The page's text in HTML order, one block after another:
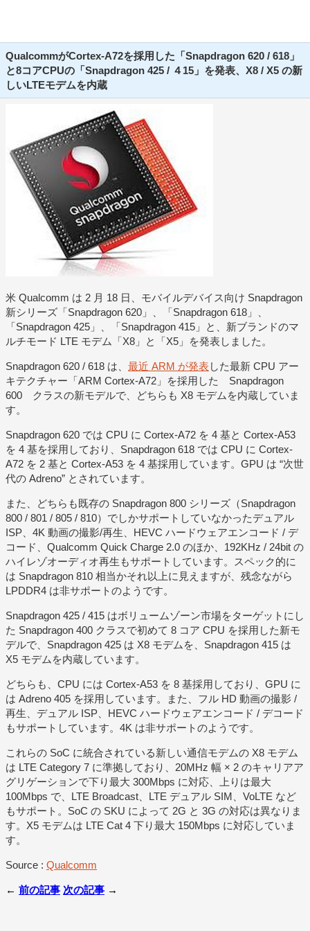
QualcommがCortex-A72を採用した「Snapdragon 620 / 618」
と8コアCPUの「Snapdragon 425 / ４15」を発表、X8 / X5 の新
しいLTEモデムを内蔵
米 Qualcomm は 2 月 18 日、モバイルデバイス向け Snapdragon
新シリーズ「Snapdragon 620」、「Snapdragon 618」、
「Snapdragon 425」、「Snapdragon 415」と、新ブランドのマ
ルチモード LTE モデム「X8」と「X5」を発表しました。
Snapdragon 620 / 618 は、 最近 ARM が発表した最新 CPU アー
キテクチャー「ARM Cortex-A72」を採用した Snapdragon
600 クラスの新モデルで、どちらも X8 モデムを内蔵していま
す。
Snapdragon 620 では CPU に Cortex-A72 を 4 基と Cortex-A53
を 4 基を採用しており、Snapdragon 618 では CPU に Cortex-
A72 を 2 基と Cortex-A53 を 4 基採用しています。GPU は “次世
代の Adreno” とされています。
また、どちらも既存の Snapdragon 800 シリーズ（Snapdragon
800 / 801 / 805 / 810）でしかサポートしていなかったデュアル
ISP、4K 動画の撮影/再生、HEVC ハードウェアエンコード / デ
コード、Qualcomm Quick Charge 2.0 のほか、192KHz / 24bit の
ハイレゾオーディオ再生もサポートしています。スペック的に
は Snapdragon 810 相当かそれ以上に見えますが、残念ながら
LPDDR4 は非サポートのようです。
Snapdragon 425 / 415 はボリュームゾーン市場をターゲットにし
た Snapdragon 400 クラスで初めて 8 コア CPU を採用した新モ
デルで、Snapdragon 425 は X8 モデムを、Snapdragon 415 は
X5 モデムを内蔵しています。
どちらも、CPU には Cortex-A53 を 8 基採用しており、GPU に
は Adreno 405 を採用しています。また、フル HD 動画の撮影 /
再生、デュアル ISP、HEVC ハードウェアエンコード / デコード
もサポートしています。4K は非サポートのようです。
これらの SoC に統合されている新しい通信モデムの X8 モデム
は LTE Category 7 に準拠しており、20MHz 幅 × 2 のキャリアア
グリゲーションで下り最大 300Mbps に対応、上りは最大
100Mbps で、LTE Broadcast、LTE デュアル SIM、VoLTE など
もサポート。SoC の SKU によって 2G と 3G の対応は異なりま
す。X5 モデムは LTE Cat 4 下り最大 150Mbps に対応していま
す。
Source : Qualcomm
← 前の記事 次の記事 →